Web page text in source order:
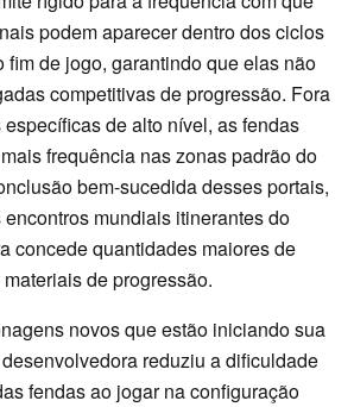
podem aparecer dentro dos ciclos
fim de jogo, garantindo que elas não
competitivas de progressão. Fora
de alto nível, as fendas
frequência nas zonas padrão do
bem-sucedida desses portais,
mundiais itinerantes do
concede quantidades maiores de
de progressão.
novos que estão iniciando sua
reduziu a dificuldade
fendas ao jogar na configuração